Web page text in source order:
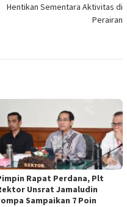
Hentikan Sementara Aktivitas di
Perairan
Rapat Perdana, Plt
Unsrat Jamaludin
Sampaikan 7 Poin